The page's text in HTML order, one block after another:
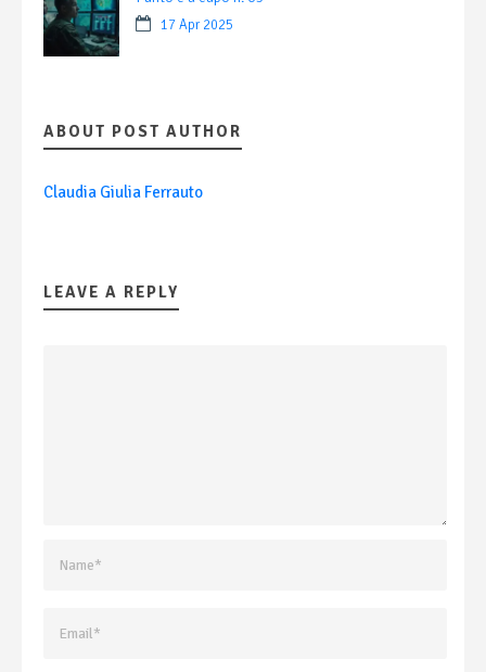
17 Apr 2025
ABOUT POST AUTHOR
Claudia Giulia Ferrauto
LEAVE A REPLY